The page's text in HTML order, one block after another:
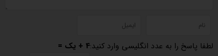
لطفا پاسخ را به عدد انگلیسی وارد کنید:4 + یک =